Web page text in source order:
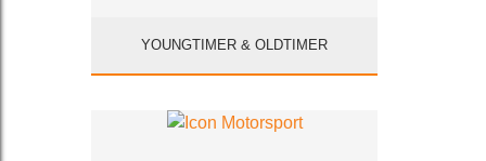
YOUNGTIMER & OLDTIMER